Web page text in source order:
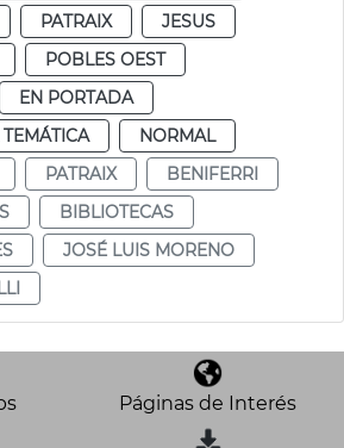
PATRAIX
JESUS
POBLES OEST
EN PORTADA
NORMAL
PATRAIX
BENIFERRI
BIBLIOTECAS
JOSÉ LUIS MORENO
Páginas de Interés